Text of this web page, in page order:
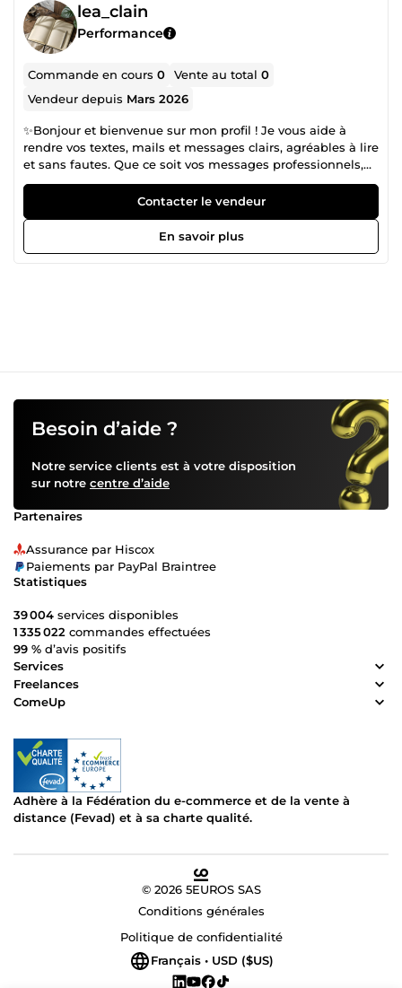
lea_clain
Performance
Commande en cours0 Vente au total0
Vendeur depuis Mars 2026
✨Bonjour et bienvenue sur mon profil ! Je vous aide à
rendre vos textes, mails et messages clairs, agréables à lire
et sans fautes. Que ce soit vos messages professionnels,
vos posts ou vos mails importants, je corrige et reformule
vos phrases pour qu’elles soient prêtes à envoyer. 📤
N’hésitez pas à me contacter si vous avez un texte à
corriger ou reformuler, je réponds rapidement et je
m’adapte à votre style !
Contacter le vendeur
En savoir plus
Besoin d’aide ?
Notre service clients est à votre disposition
sur notre centre d’aide
Partenaires
Assurance par Hiscox
Paiements par PayPal Braintree
Statistiques
39 004 services disponibles
1 335 022 commandes effectuées
99 % d’avis positifs
Services
Freelances
ComeUp
Adhère à la Fédération du e-commerce et de la vente à
distance (Fevad) et à sa charte qualité.
© 2026 5EUROS SAS
Conditions générales
Politique de confidentialité
Français • USD ($US)